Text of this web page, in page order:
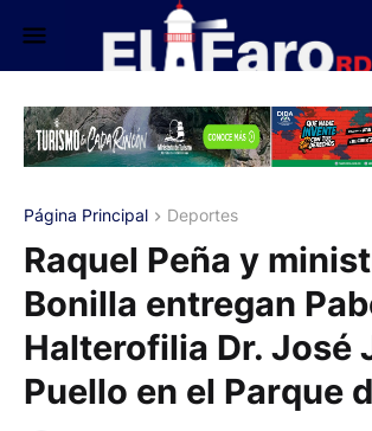
Página Principal Deportes
Raquel Peña y
Bonilla entregan
Halterofilia Dr. José
Puello en el Parque